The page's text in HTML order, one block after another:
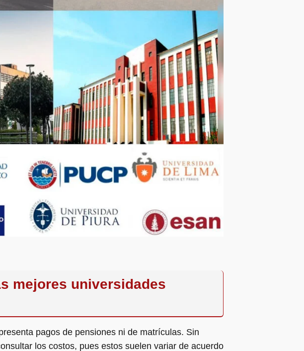
mejores universidades
pagos de pensiones ni de matrículas. Sin
los costos, pues estos suelen variar de acuerdo